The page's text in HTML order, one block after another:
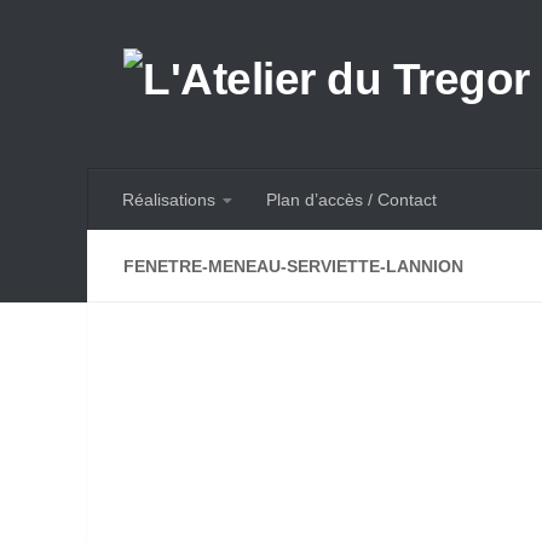
Réalisations Plan d’accès / Contact
FENETRE-MENEAU-SERVIETTE-LANNION